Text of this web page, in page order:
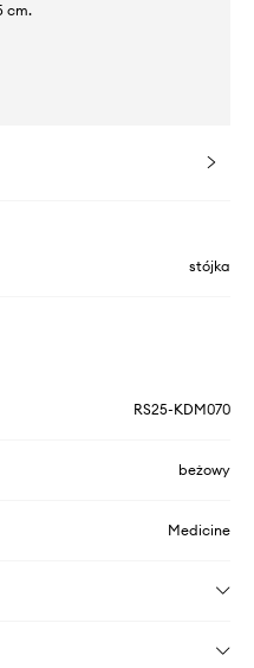
cm.
stójka
RS25-KDM070
beżowy
Medicine